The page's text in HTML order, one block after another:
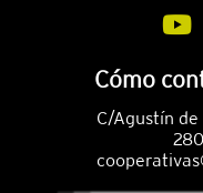
Cómo
C/Agustín